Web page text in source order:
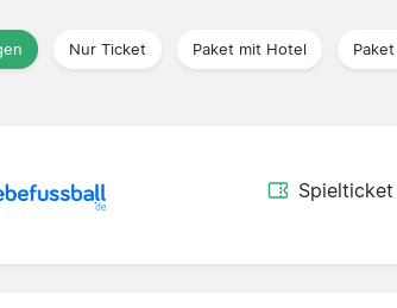
Nur Ticket Paket mit Hotel